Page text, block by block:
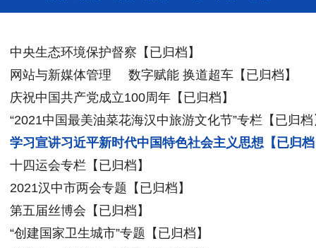
中央生态环境保护督察【已归档】
网站与新媒体管理
数字赋能 换道超车【已归档】
庆祝中国共产党成立100周年【已归档】
“2021中国最美油菜花海汉中旅游文化节”专栏【已归档
学习宣讲习近平新时代中国特色社会主义思想【已归
十四运会专栏【已归档】
2021汉中市两会专题【已归档】
第五届丝博会【已归档】
“创建国家卫生城市”专题【已归档】